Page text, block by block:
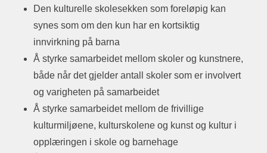
Den kulturelle skolesekken som foreløpig kan
synes som om den kun har en kortsiktig
innvirkning på barna
Å styrke samarbeidet mellom skoler og kunstnere,
både når det gjelder antall skoler som er involvert
og varigheten på samarbeidet
Å styrke samarbeidet mellom de frivillige
kulturmiljøene, kulturskolene og kunst og kultur i
opplæringen i skole og barnehage